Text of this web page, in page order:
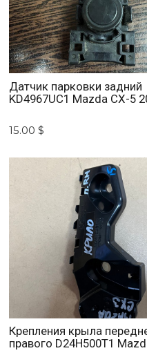
Датчик парковки задний
KD4967UC1 Mazda CX-5
15.00 $
Крепления крыла
правого D24H500T1